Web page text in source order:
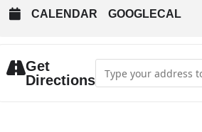
CALENDAR GOOGLECAL
Get
Directions
Address - Singstunde